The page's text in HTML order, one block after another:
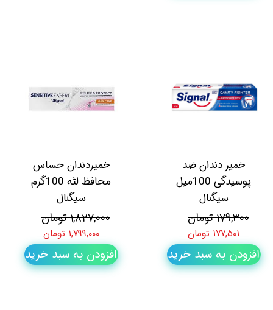
خمیر دندان ضد
پوسیدگی 100میل
سیگنال
۱۷۹,۳۰۰ تومان
۱۷۷,۵۰۱ تومان
افزودن به سبد خرید
خمیردندان حساس
محافظ لثه 100گرم
سیگنال
۱,۸۲۷,۰۰۰ تومان
۱,۷۹۹,۰۰۰ تومان
افزودن به سبد خرید